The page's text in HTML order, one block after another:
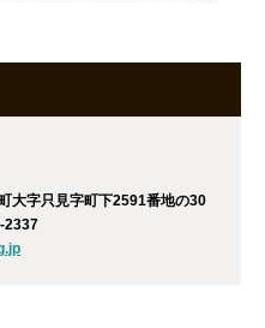
大字只見字町下2591番地の30
2337